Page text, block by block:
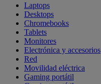
Laptops
Desktops
Chromebooks
Tablets
Monitores
Electrónica y accesorios
Red
Movilidad eléctrica
Gaming portátil